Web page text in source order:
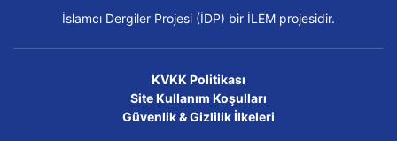
İslamcı Dergiler Projesi (İDP) bir İLEM projesidir.
KVKK Politikası
Site Kullanım Koşulları
Güvenlik & Gizlilik İlkeleri